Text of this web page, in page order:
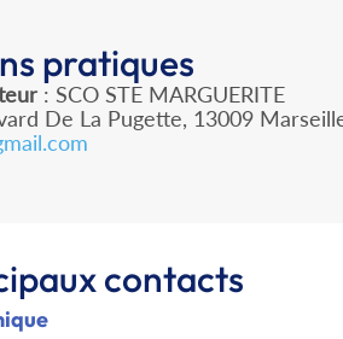
pratiques
: SCO STE MARGUERITE
De La Pugette, 13009
contacts